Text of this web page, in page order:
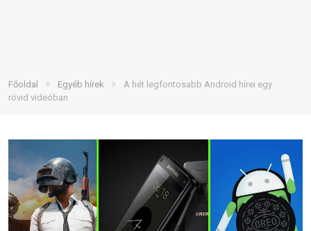
Főoldal » Egyéb hírek »
A hét legfontosabb Android hírei egy
rövid videóban